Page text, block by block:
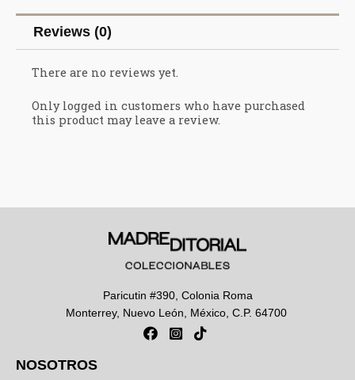
Reviews (0)
There are no reviews yet.
Only logged in customers who have purchased
this product may leave a review.
Paricutin #390, Colonia Roma
Monterrey, Nuevo León, México, C.P. 64700
NOSOTROS